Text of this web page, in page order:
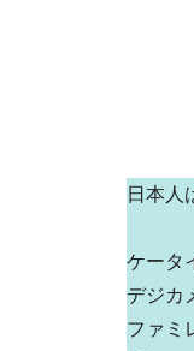
日本人
ケータ
デジカ
ファミ